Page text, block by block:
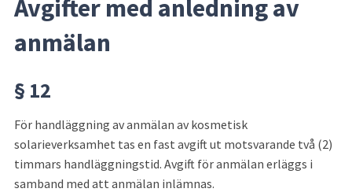
Avgifter med anledning av
anmälan
§ 12
För handläggning av anmälan av kosmetisk
solarieverksamhet tas en fast avgift ut motsvarande två (2)
timmars handläggningstid. Avgift för anmälan erläggs i
samband med att anmälan inlämnas.